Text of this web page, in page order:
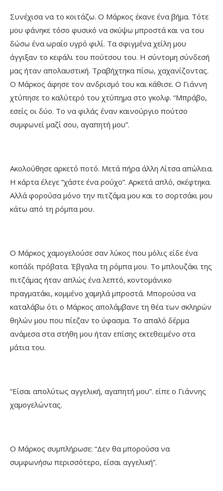
Συνέχισα να το κοιτάζω. Ο Μάρκος έκανε ένα βήμα. Τότε
μου φάνηκε τόσο φυσικό να σκύψω μπροστά και να του
δώσω ένα ωραίο υγρό φιλί. Τα σφιγμένα χείλη μου
άγγιξαν το κεφάλι του πούτσου του. Η σύντομη σύνδεσή
μας ήταν απολαυστική. Τραβήχτηκα πίσω, χαχανίζοντας.
Ο Μάρκος άφησε τον ανδρισμό του και κάθισε. Ο Γιάννη
χτύπησε το καλύτερό του χτύπημα στο γκολφ. “Μπράβο,
εσείς οι δύο. Το να φιλάς έναν καινούργιο πούτσο
συμφωνεί μαζί σου, αγαπητή μου”.
Ακολούθησε αρκετό ποτό. Μετά πήρα άλλη Λίτσα απώλεια.
Η κάρτα έλεγε “χάστε ένα ρούχο”. Αρκετά απλό, σκέφτηκα.
Αλλά φορούσα μόνο την πιτζάμα μου και το σορτσάκι μου
κάτω από τη ρόμπα μου.
Ο Μάρκος χαμογελούσε σαν λύκος που μόλις είδε ένα
κοπάδι πρόβατα. Έβγαλα τη ρόμπα μου. Το μπλουζάκι της
πιτζάμας ήταν απλώς ένα λεπτό, κοντομάνικο
πραγματάκι, κομμένο χαμηλά μπροστά. Μπορούσα να
καταλάβω ότι ο Μάρκος απολάμβανε τη θέα των σκληρών
θηλών μου που πίεζαν το ύφασμα. Το απαλό δέρμα
ανάμεσα στα στήθη μου ήταν επίσης εκτεθειμένο στα
μάτια του.
“Είσαι απολύτως αγγελική, αγαπητή μου”. είπε ο Γιάννης
χαμογελώντας.
Ο Μάρκος συμπλήρωσε: “Δεν θα μπορούσα να
συμφωνήσω περισσότερο, είσαι αγγελική”.